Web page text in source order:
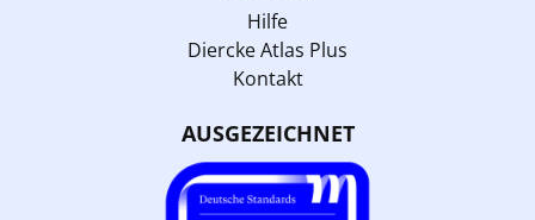
Hilfe
Diercke Atlas Plus
Kontakt
AUSGEZEICHNET